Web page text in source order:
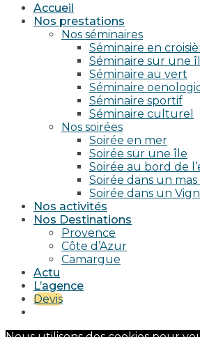
Accueil
Nos prestations
Nos séminaires
Séminaire en
Séminaire sur une
Séminaire au vert
Séminaire
Séminaire sportif
Séminaire culturel
Nos soirées
Soirée en mer
Soirée sur une île
Soirée au bord de
Soirée dans un mas
Soirée dans un
Nos activités
Nos Destinations
Provence
Côte d’Azur
Camargue
Actu
L’agence
Devis